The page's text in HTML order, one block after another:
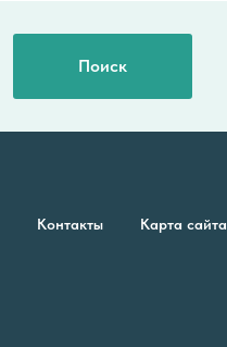
Поиск
Контакты Карта сайта